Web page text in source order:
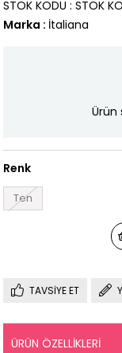
STOK KODU
STOK
Marka : İtaliana
Ürün
Renk
Ten
TAVSIYE ET
ÜRÜN ÖZELLIKLERI